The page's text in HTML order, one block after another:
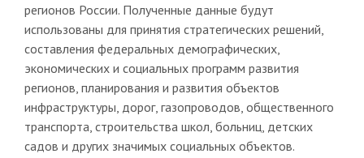
регионов России. Полученные данные будут
использованы для принятия стратегических решений,
составления федеральных демографических,
экономических и социальных программ развития
регионов, планирования и развития объектов
инфраструктуры, дорог, газопроводов, общественного
транспорта, строительства школ, больниц, детских
садов и других значимых социальных объектов.